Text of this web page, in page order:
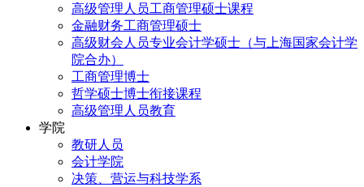
高级管理人员工商管理硕士课程
金融财务工商管理硕士
高级财会人员专业会计学硕士（与上海国家会计学
院合办）
工商管理博士
哲学硕士博士衔接课程
高级管理人员教育
学院
教研人员
会计学院
决策、营运与科技学系